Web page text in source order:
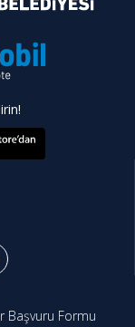
Başvuru Formu